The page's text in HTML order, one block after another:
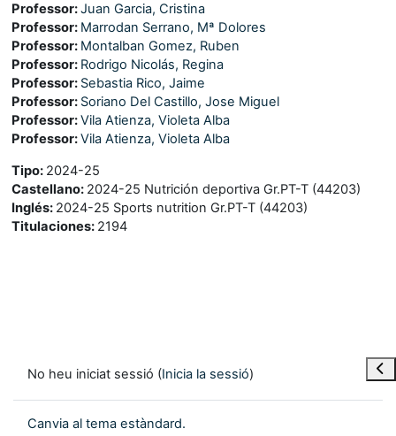
Professor:Juan Garcia, Cristina
Professor: Marrodan Serrano, Mª Dolores
Professor: Montalban Gomez, Ruben
Professor: Rodrigo Nicolás, Regina
Professor: Sebastia Rico, Jaime
Professor: Soriano Del Castillo, Jose Miguel
Professor:Vila Atienza, Violeta Alba
Professor:Vila Atienza, Violeta Alba
Tipo: 2024-25
Castellano: 2024-25 Nutrición deportiva Gr.PT-T (44203)
Inglés: 2024-25 Sports nutrition Gr.PT-T (44203)
Titulaciones: 2194
No heu iniciat sessió (Inicia la sessió)
Canvia al tema estàndard.